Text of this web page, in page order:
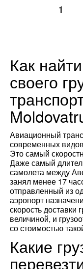
1
Как
своего
Авиационный
современных
Это самый
Даже самый
самолета между
занял менее 17
отправленный из
аэропорт
скорость доставки
величиной, и
со стоимостью
Какие